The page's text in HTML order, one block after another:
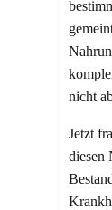
nicht
Jetzt
diesen